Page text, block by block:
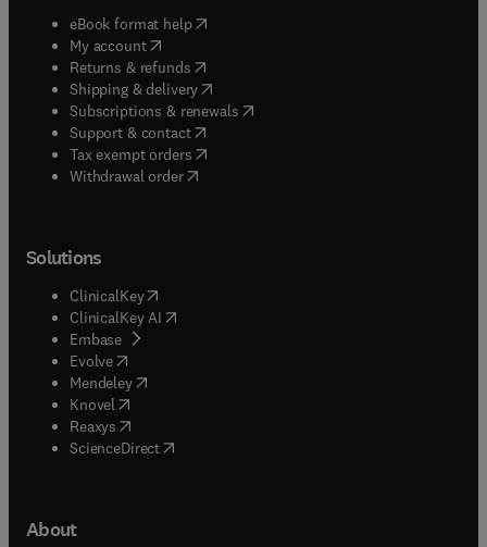
eBook format help( opens in new tab/window
My account( opens in new tab/window
Returns & refunds( opens in new tab/window
Shipping & delivery(opens in new tab/window
Subscriptions & renewals( opens in new tab/window
Support & contact( opens in new tab/window
Tax exempt orders( opens in new tab/window
Withdrawal order
Solutions
ClinicalKey(opens in new tab/window
ClinicalKey AI opens in new tab/window
Embase( opens in new tab/window
Evolve(opens in new tab/window
Mendeley( opens in new tab/window
Knovel (opens in new tab/window
Reaxys (opens in new tab/window
ScienceDirect(opens in new tab/window
About